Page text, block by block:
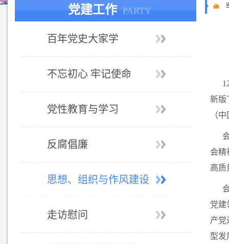
党建工作 PARTY
百年党史大家学
不忘初心 牢记使命
党性教育与学习
反腐倡廉
思想、组织与作风建设
走访慰问
新版
（
会精
高质
党建
产党
型发